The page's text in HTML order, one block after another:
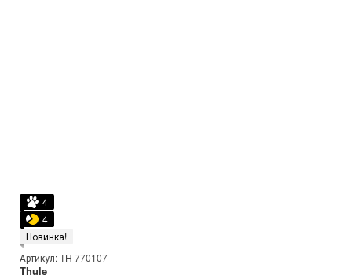
4
4
Новинка!
Артикул: TH 770107
Thule